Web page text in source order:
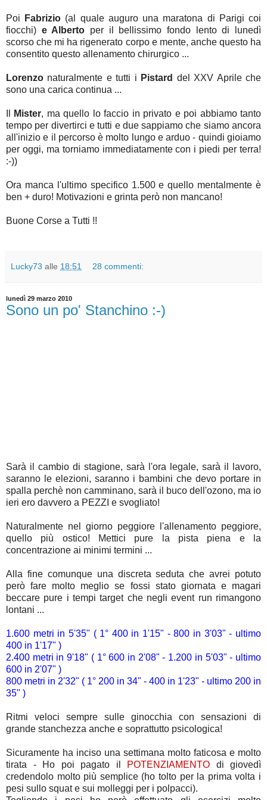
Poi Fabrizio (al quale auguro una maratona di Parigi coi
fiocchi) e Alberto per il bellissimo fondo lento di lunedì
scorso che mi ha rigenerato corpo e mente, anche questo ha
consentito questo allenamento chirurgico ...
Lorenzo naturalmente e tutti i Pistard del XXV Aprile che
sono una carica continua ...
Mister, ma quello lo faccio in privato e poi abbiamo tanto
tempo per divertirci e tutti e due sappiamo che siamo ancora
all'inizio e il percorso è molto lungo e arduo - quindi gioiamo
per oggi, ma torniamo immediatamente con i piedi per terra!
:-))
Ora manca l'ultimo specifico 1.500 e quello mentalmente è
ben + duro! Motivazioni e grinta però non mancano!
Buone Corse a Tutti !!
Lucky73 alle 18:51 28 commenti:
lunedì 29 marzo 2010
Sono un po' Stanchino :-)
Sarà il cambio di stagione, sarà l'ora legale, sarà il lavoro,
saranno le elezioni, saranno i bambini che devo portare in
spalla perchè non camminano, sarà il buco dell'ozono, ma io
ieri ero davvero a PEZZI e svogliato!
Naturalmente nel giorno peggiore l'allenamento peggiore,
quello più ostico! Mettici pure la pista piena e la
concentrazione ai minimi termini ...
Alla fine comunque una discreta seduta che avrei potuto
però fare molto meglio se fossi stato giornata e magari
beccare pure i tempi target che negli event run rimangono
lontani ...
1.600 metri in 5'35" ( 1° 400 in 1'15" - 800 in 3'03" - ultimo
400 in 1'17" )
2.400 metri in 9'18" ( 1° 600 in 2'08" - 1.200 in 5'03" - ultimo
600 in 2'07" )
800 metri in 2'32" ( 1° 200 in 34" - 400 in 1'23" - ultimo 200 in
35" )
Ritmi veloci sempre sulle ginocchia con sensazioni di
grande stanchezza anche e soprattutto psicologica!
Sicuramente ha inciso una settimana molto faticosa e molto
tirata - Ho poi pagato il
POTENZIAMENTO di giovedì
credendolo molto più semplice (ho tolto per la prima volta i
pesi sullo squat e sui molleggi per i polpacci).